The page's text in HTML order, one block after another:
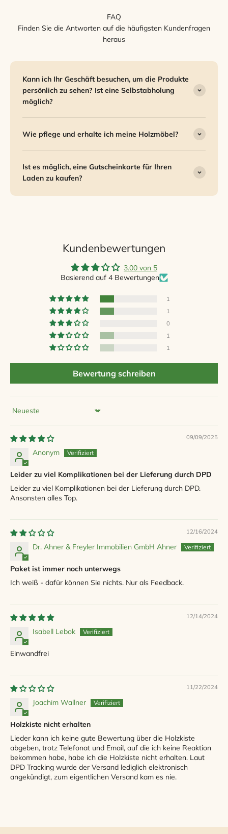
FAQ
Finden Sie die Antworten auf die häufigsten Kundenfragen
heraus
Kann ich Ihr Geschäft besuchen, um die Produkte
persönlich zu sehen? Ist eine Selbstabholung
möglich?
Wie pflege und erhalte ich meine Holzmöbel?
Ist es möglich, eine Gutscheinkarte für Ihren
Laden zu kaufen?
Kundenbewertungen
3.00 von 5
Basierend auf 4 Bewertungen
1
1
0
1
1
Bewertung schreiben
Sort by
09/09/2025
Anonym
Leider zu viel Komplikationen bei der Lieferung durch DPD
Leider zu viel Komplikationen bei der Lieferung durch DPD.
Ansonsten alles Top.
12/16/2024
Dr. Ahner & Freyler Immobilien GmbH Ahner
Paket ist immer noch unterwegs
Ich weiß - dafür können Sie nichts. Nur als Feedback.
12/14/2024
Isabell Lebok
Einwandfrei
11/22/2024
Joachim Wallner
Holzkiste nicht erhalten
Lieder kann ich keine gute Bewertung über die Holzkiste
abgeben, trotz Telefonat und Email, auf die ich keine Reaktion
bekommen habe, habe ich die Holzkiste nicht erhalten. Laut
DPD Tracking wurde der Versand lediglich elektronisch
angekündigt, zum eigentlichen Versand kam es nie.